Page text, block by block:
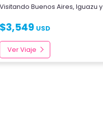
Visitando Buenos Aires, Iguazu y
$3,549 USD
Ver Viaje